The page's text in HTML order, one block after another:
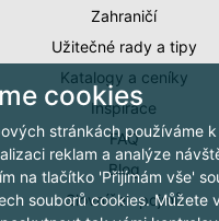
Zahraničí
Užitečné rady a tipy
Katalogy a ceníky
Inspirace
FAQ
Blog
Slovníček pojmů
cookies
stránkách používáme
reklam a analýze
na tlačítko 'Přijímám vše'
souborů cookies. Můžete